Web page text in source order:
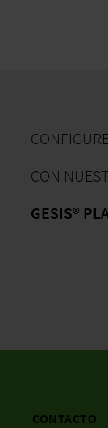
CON
GESIS®
CONTACTO